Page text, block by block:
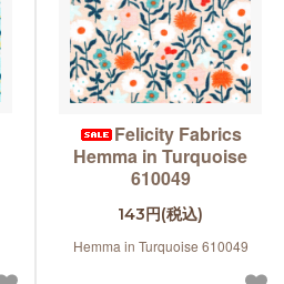
Felicity Fabrics
Hemma in Turquoise
610049
143円(税込)
Hemma in Turquoise 610049